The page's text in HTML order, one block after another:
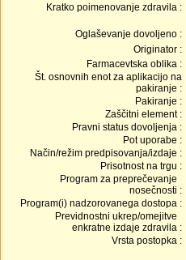
Kratko poimenovanje zdravila :
Oglaševanje dovoljeno :
Originator :
Farmacevtska oblika :
Št. osnovnih enot za aplikacijo na
pakiranje :
Pakiranje :
Zaščitni element :
Pravni status dovoljenja :
Pot uporabe :
Način/režim predpisovanja/izdaje :
Prisotnost na trgu :
Program za preprečevanje
nosečnosti :
Program(i) nadzorovanega dostopa :
Previdnostni ukrep/omejitve
enkratne izdaje zdravila :
Vrsta postopka :